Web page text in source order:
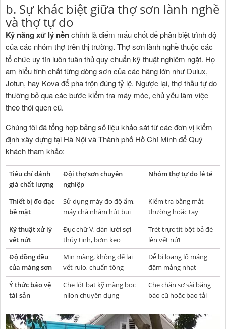
b. Sự khác biệt giữa thợ sơn lành nghề
và thợ tự do
Kỹ năng xử lý nềnchính là điểm mấu chốt để phân biệt trình độ
của các nhóm thợ trên thị trường. Thợ sơn lành nghề thuộc các
tổ chức uy tín luôn tuân thủ quy chuẩn kỹ thuật nghiêm ngặt. Họ
am hiểu tính chất từng dòng sơn của các hãng lớn như Dulux,
Jotun, hay Kova để pha trộn đúng tỷ lệ. Ngược lại, thợ thầu tự do
thường bỏ qua các bước kiểm tra máy móc, chủ yếu làm việc
theo thói quen cũ.
Chúng tôi đã tổng hợp bảng số liệu khảo sát từ các đơn vị kiểm
định xây dựng tại Hà Nội và Thành phố Hồ Chí Minh để Quý
khách tham khảo:
Tiêu chí đánh
giá chất lượng
Đội thợ sơn chuyên
nghiệp
Nhóm thợ tự do lẻ tẻ
Thiết bị đo đạc
bề mặt
Sử dụng máy đo độ ẩm,
máy chà nhám hút bụi
Kiểm tra bằng mắt
thường hoặc tay
Kỹ thuật xử lý
vết nứt
Đục chữ V, dán lưới sợi
thủy tinh, bơm keo
Trét trực tít bột bả đè
lên vết nứt
Độ đồng đều
của màng sơn
Mịn màng, không để lại
vết rulo, chuẩn tông
Dễ bị loang lổ mảng
đậm mảng nhạt
Ý thức bảo vệ
tài sản
Che lót bạt kỹ màng bọc
nilon chuyên dụng
Che chắn sơ sài bằng
báo cũ hoặc bao tải